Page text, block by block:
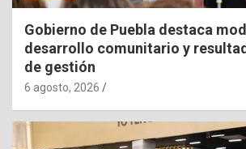
Gobierno de Puebla destaca
desarrollo comunitario y
de gestión
6 agosto, 2026